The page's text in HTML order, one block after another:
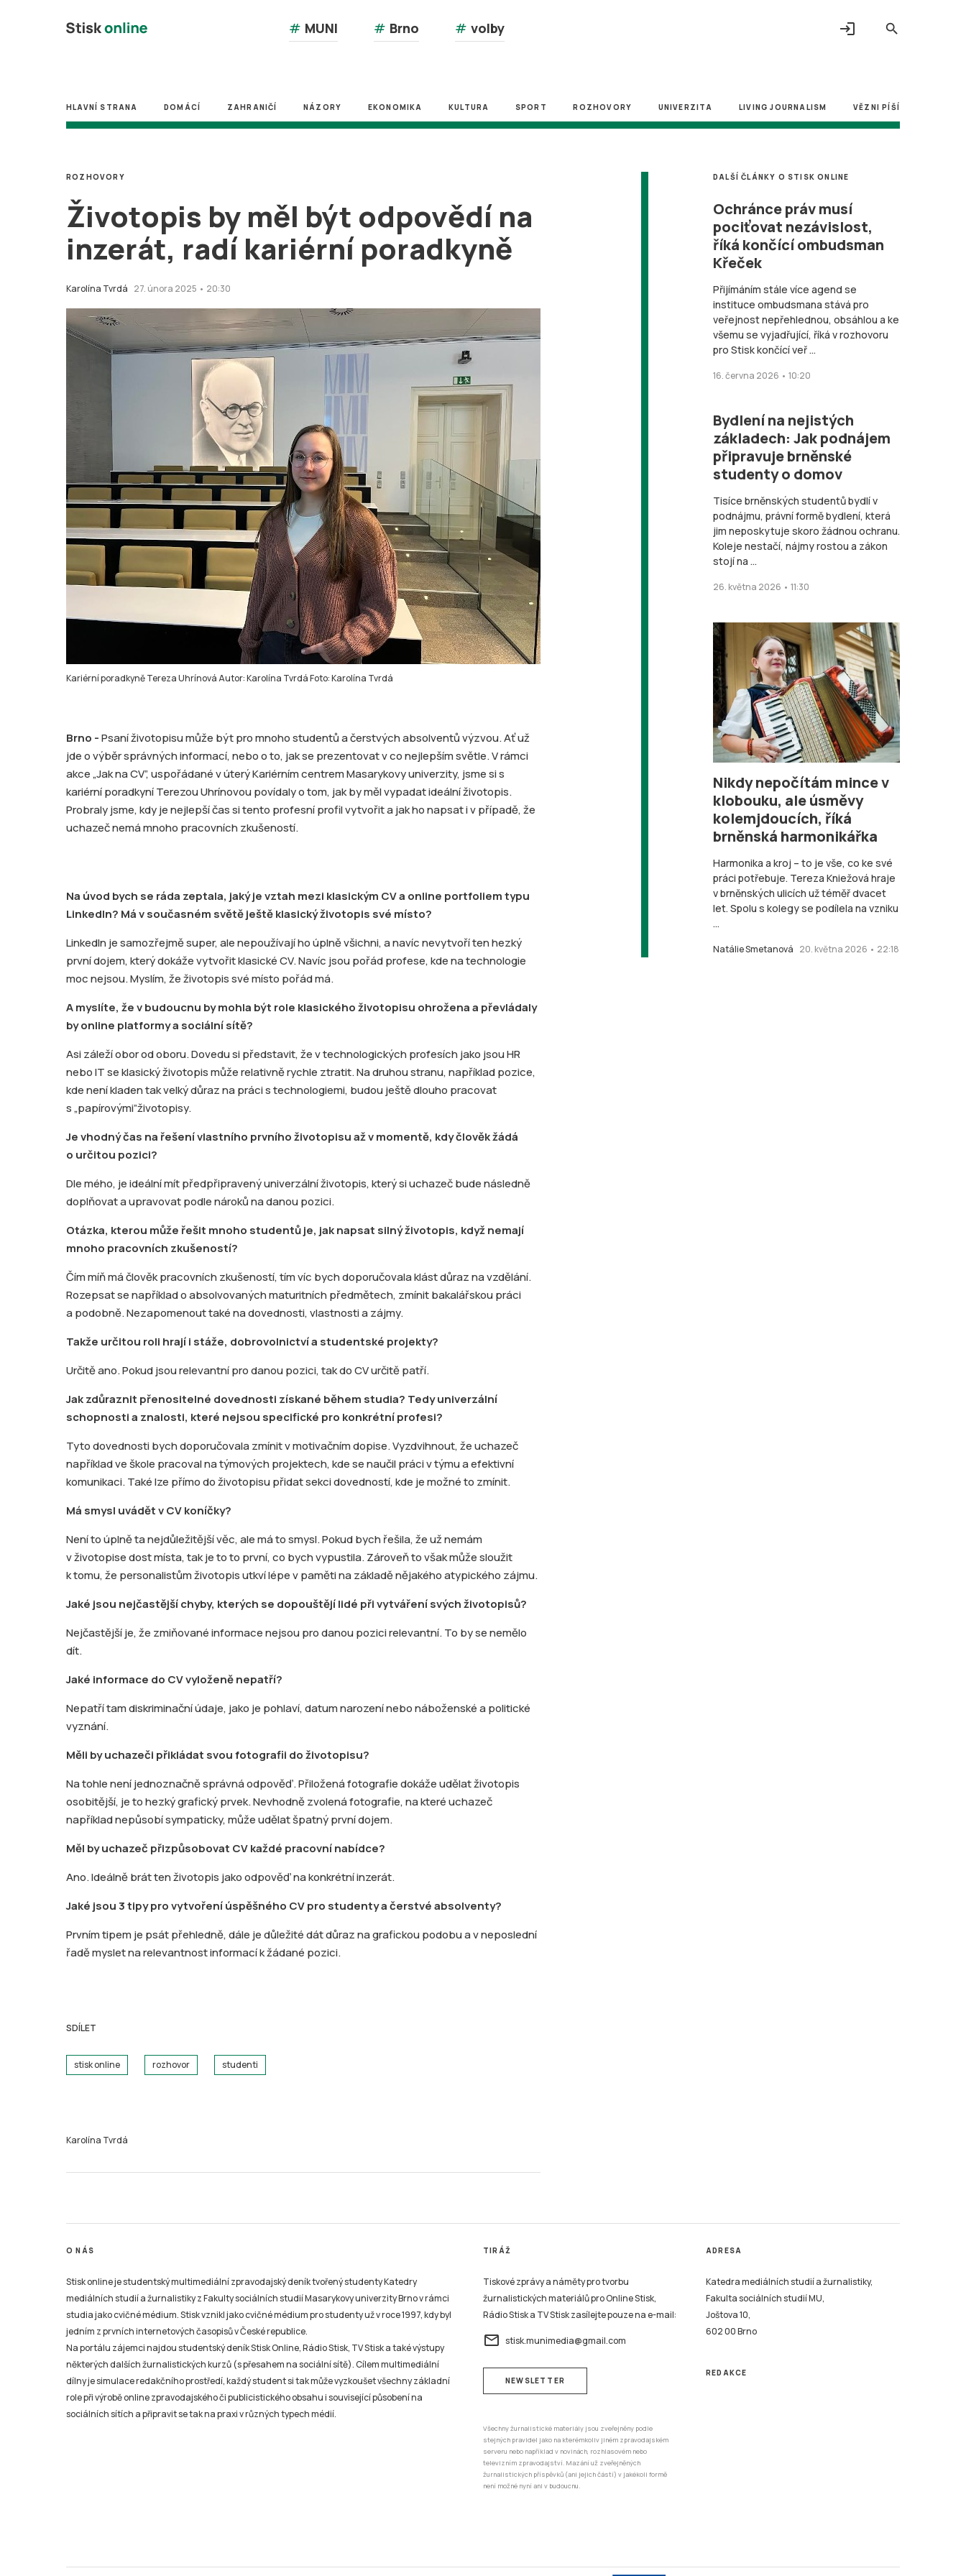
search
# MUNI # Brno # volby login
HLAVNÍ STRANA DOMÁCÍ ZAHRANIČÍ NÁZORY EKONOMIKA KULTURA SPORT ROZHOVORY UNIVERZITA LIVING JOURNALISM VĚZNI PÍŠÍ
Životopis by měl být odpovědí na
inzerát, radí kariérní poradkyně
Karolína Tvrdá 27. února 2025 • 20:30
ROZHOVORY
Kariérní poradkyně Tereza Uhrínová Autor: Karolína Tvrdá Foto: Karolína Tvrdá
Brno -Psaní životopisu může být pro mnoho studentů a čerstvých absolventů výzvou. Ať už
jde o výběr správných informací, nebo o to, jak se prezentovat v co nejlepším světle. V rámci
akce „Jak na CV”, uspořádané v úterý Kariérním centrem Masarykovy univerzity, jsme si s
kariérní poradkyní Terezou Uhrínovou povídaly o tom, jak by měl vypadat ideální životopis.
Probraly jsme, kdy je nejlepší čas si tento profesní profil vytvořit a jak ho napsat i v případě, že
uchazeč nemá mnoho pracovních zkušeností.
Na úvod bych se ráda zeptala, jaký je vztah mezi klasickým CV a online portfoliem typu
LinkedIn? Má v současném světě ještě klasický životopis své místo?
LinkedIn je samozřejmě super, ale nepoužívají ho úplně všichni, a navíc nevytvoří ten hezký
první dojem, který dokáže vytvořit klasické CV. Navíc jsou pořád profese, kde na technologie
moc nejsou.Myslím, že životopis své místo pořád má.
A myslíte, že v budoucnu by mohla být role klasického životopisu ohrožena a převládaly
by online platformy a sociální sítě?
Asi záleží obor od oboru. Dovedu si představit, že v technologických profesích jako jsou HR
nebo IT se klasický životopis může relativně rychle ztratit. Na druhou stranu, například pozice,
kde není kladen tak velký důraz na práci s technologiemi, budou ještě dlouho pracovat
s „papírovými”životopisy.
Je vhodný čas na řešení vlastního prvního životopisu až v momentě, kdy člověk žádá
o určitou pozici?
Dle mého, je ideální mít předpřipravený univerzální životopis, který si uchazeč bude následně
doplňovat a upravovat podle nároků na danou pozici.
Otázka, kterou může řešit mnoho studentů je, jak napsat silný životopis, když nemají
mnoho pracovních zkušeností?
Čím míň má člověk pracovních zkušeností, tím víc bych doporučovala klást důraz na vzdělání.
Rozepsat se například o absolvovaných maturitních předmětech, zmínit bakalářskou práci
a podobně. Nezapomenout také na dovednosti, vlastnosti a zájmy.
Takže určitou roli hrají i stáže, dobrovolnictví a studentské projekty?
Určitě ano. Pokud jsou relevantní pro danou pozici, tak do CV určitě patří.
Jak zdůraznit přenositelné dovednosti získané během studia? Tedy univerzální
schopnosti a znalosti, které nejsou specifické pro konkrétní profesi?
Tyto dovednosti bych doporučovala zmínit v motivačním dopise. Vyzdvihnout, že uchazeč
například ve škole pracoval na týmových projektech, kde se naučil práci v týmu a efektivní
komunikaci. Také lze přímo do životopisu přidat sekci dovedností, kde je možné to zmínit.
Má smysl uvádět v CV koníčky?
Není to úplně ta nejdůležitější věc, ale má to smysl. Pokud bych řešila, že už nemám
v životopise dost místa, tak je to to první, co bych vypustila. Zároveň to však může sloužit
k tomu, že personalistům životopis utkví lépe v paměti na základě nějakého atypického zájmu.
Jaké jsou nejčastější chyby, kterých se dopouštějí lidé při vytváření svých životopisů?
Nejčastější je, že zmiňované informace nejsou pro danou pozici relevantní. To by se nemělo
dít.
Jaké informace do CV vyloženě nepatří?
Nepatří tam diskriminační údaje, jako je pohlaví, datum narození nebo náboženské a politické
vyznání.
Měli by uchazeči přikládat svou fotografii do životopisu?
Na tohle není jednoznačně správná odpověď. Přiložená fotografie dokáže udělat životopis
osobitější, je to hezký grafický prvek. Nevhodně zvolená fotografie, na které uchazeč
například nepůsobí sympaticky, může udělat špatný první dojem.
Měl by uchazeč přizpůsobovat CV každé pracovní nabídce?
Ano. Ideálně brát ten životopis jako odpověď na konkrétní inzerát.
Jaké jsou 3 tipy pro vytvoření úspěšného CV pro studenty a čerstvé absolventy?
Prvním tipem je psát přehledně, dále je důležité dát důraz na grafickou podobu a v neposlední
řadě myslet na relevantnost informací k žádané pozici.
SDÍLET
stisk online rozhovor studenti
Karolína Tvrdá
DALŠÍ ČLÁNKY O STISK ONLINE
Ochránce práv musí
pociťovat nezávislost,
říká končící ombudsman
Křeček
Přijímáním stále více agend se
instituce ombudsmana stává pro
veřejnost nepřehlednou, obsáhlou a ke
všemu se vyjadřující, říká v rozhovoru
pro Stisk končící veř ...
16. června 2026 • 10:20
Bydlení na nejistých
základech: Jak podnájem
připravuje brněnské
studenty o domov
Tisíce brněnských studentů bydlí v
podnájmu, právní formě bydlení, která
jim neposkytuje skoro žádnou ochranu.
Koleje nestačí, nájmy rostou a zákon
stojí na ...
26. května 2026 • 11:30
Nikdy nepočítám mince v
klobouku, ale úsměvy
kolemjdoucích, říká
brněnská harmonikářka
Harmonika a kroj – to je vše, co ke své
práci potřebuje. Tereza Kniežová hraje
v brněnských ulicích už téměř dvacet
let. Spolu s kolegy se podílela na vzniku
...
Natálie Smetanová 20. května 2026 • 22:18
O NÁS
Stisk online je studentský multimediální zpravodajský deník tvořený studenty Katedry
mediálních studií a žurnalistiky z Fakulty sociálních studií Masarykovy univerzity Brno v rámci
studia jako cvičné médium. Stisk vznikl jako cvičné médium pro studenty už v roce 1997, kdy byl
jedním z prvních internetových časopisů v České republice.
Na portálu zájemci najdou studentský deník Stisk Online, Rádio Stisk, TV Stisk a také výstupy
některých dalších žurnalistických kurzů (s přesahem na sociální sítě). Cílem multimediální
dílny je simulace redakčního prostředí, každý student si tak může vyzkoušet všechny základní
role při výrobě online zpravodajského či publicistického obsahu i související působení na
sociálních sítích a připravit se tak na praxi v různých typech médií.
TIRÁŽ
Tiskové zprávy a náměty pro tvorbu
žurnalistických materiálů pro Online Stisk,
Rádio Stisk a TV Stisk zasílejte pouze na e-mail:
email stisk.munimedia@gmail.com
NEWSLETTER
Všechny žurnalistické materiály jsou zveřejněny podle
stejných pravidel jako na kterémkoliv jiném zpravodajském
serveru nebo například v novinách, rozhlasovém nebo
televizním zpravodajství. Mazání už zveřejněných
žurnalistických příspěvků (ani jejich částí) v jakékoli formě
není možné nyní ani v budoucnu.
ADRESA
Katedra mediálních studií a žurnalistiky,
Fakulta sociálních studií MU,
Joštova 10,
602 00 Brno
REDAKCE